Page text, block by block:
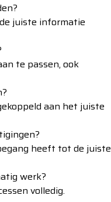
juiste informatie
te passen, ook
aan het juiste
heeft tot de juiste
werk?
volledig.